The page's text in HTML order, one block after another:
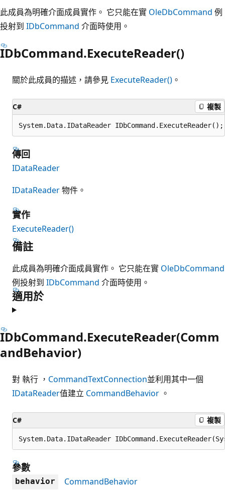
此成員為明確介面成員實作。 它只能在實 OleDbCommand 例
投射到 IDbCommand 介面時使用。
IDbCommand.ExecuteReader()
關於此成員的描述，請參見 ExecuteReader() 。
C# 複製
System.Data.IDataReader IDbCommand.ExecuteReader();
傳回
IDataReader
IDataReader物件。
實作
ExecuteReader()
備註
此成員為明確介面成員實作。 它只能在實 OleDbCommand
例投射到 IDbCommand 介面時使用。
適用於
IDbCommand.ExecuteReader(Comm
andBehavior)
對 執行 ， CommandTextConnection並利用其中一個
IDataReader值建立 CommandBehavior 。
C# 複製
System.Data.IDataReader
參數
behavior
CommandBehavior